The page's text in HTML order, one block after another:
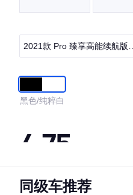
2021款 Pro 臻享高能续航版
黑色/纯粹白
4.75
·外观表现较为优秀，优于60%
同级车推荐